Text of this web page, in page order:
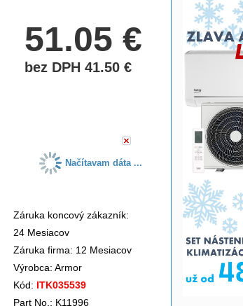
51.05€
bez DPH 41.50€
Načítavam dáta ...
Záruka koncový zákazník:
24 Mesiacov
Záruka firma: 12 Mesiacov
Výrobca: Armor
Kód: ITK035539
Part No.: K11996